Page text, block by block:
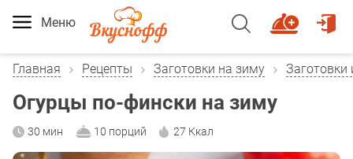
Меню
Главная Рецепты Заготовки на зиму Заготовки
Огурцы по-фински на зиму
30 мин 10 порций 27 Ккал